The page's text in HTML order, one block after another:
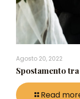
Agosto 20, 2022
Spostamento
Read